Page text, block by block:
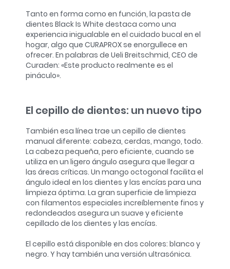
Tanto en forma como en función, la pasta de
dientes Black Is White destaca como una
experiencia inigualable en el cuidado bucal en el
hogar, algo que CURAPROX se enorgullece en
ofrecer. En palabras de Ueli Breitschmid, CEO de
Curaden: «Este producto realmente es el
pináculo».
El cepillo de dientes: un nuevo tipo
También esa línea trae un cepillo de dientes
manual diferente: cabeza, cerdas, mango, todo.
La cabeza pequeña, pero eficiente, cuando se
utiliza en un ligero ángulo asegura que llegar a
las áreas críticas. Un mango octogonal facilita el
ángulo ideal en los dientes y las encías para una
limpieza óptima. La gran superficie de limpieza
con filamentos especiales increíblemente finos y
redondeados asegura un suave y eficiente
cepillado de los dientes y las encías.
El cepillo está disponible en dos colores: blanco y
negro. Y hay también una versión ultrasónica.